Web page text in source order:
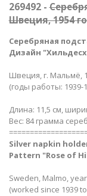
269492 -
Швеция, 1954
Серебряная
Дизайн
Швеция, г. Мальмё,
(годы работы: 1939-
Длина: 11,5 см,
Вес: 84 грамма
Silver napkin
Pattern "Rose of
Sweden, Malmo,
(worked since 1939 to